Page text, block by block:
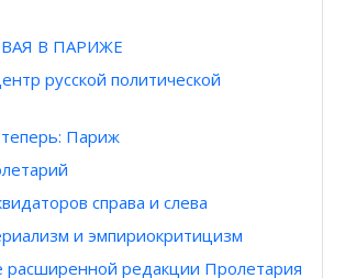
В ПАРИЖЕ
русской политической
Париж
справа и слева
и эмпириокритицизм
редакции Пролетария